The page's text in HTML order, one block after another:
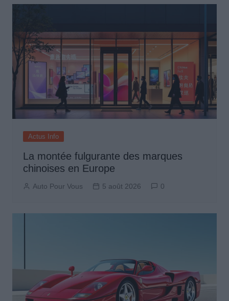
Actus Info
La montée fulgurante des marques
chinoises en Europe
Auto Pour Vous 5 août 2026 0